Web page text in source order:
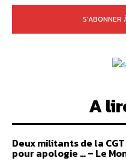
S'ABONNER
A
Deux militants de la
pour apologie … – Le